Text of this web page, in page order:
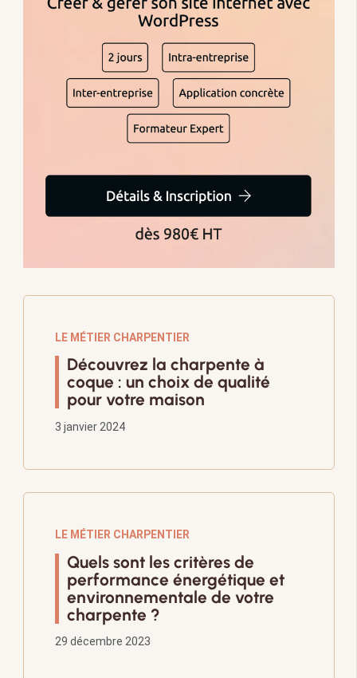
LE MÉTIER CHARPENTIER
Découvrez la charpente à
coque : un choix de qualité
pour votre maison
3 janvier 2024
LE MÉTIER CHARPENTIER
Quels sont les critères de
performance énergétique et
environnementale de votre
charpente ?
29 décembre 2023